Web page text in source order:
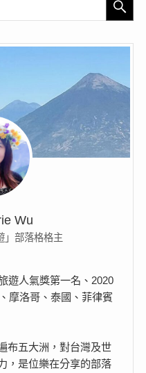
Wu
」部落格格主
遊人氣獎第一名、2020
摩洛哥、泰國、菲律賓
布五大洲，對台灣及世
，是位樂在分享的部落